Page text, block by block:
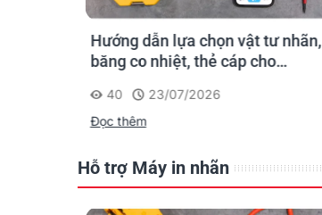
Hướng dẫn lựa chọn vật tư nhãn,
băng co nhiệt, thẻ cáp cho
40
23/07/2026
Đọc thêm
Hỗ trợ Máy in nhãn